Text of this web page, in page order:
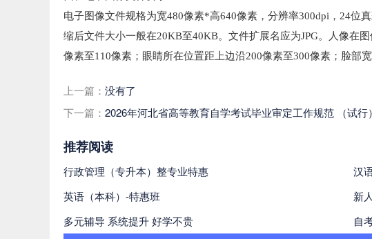
电子图像文件规格为宽480像素*高640像素，分辨率300dpi，24位
缩后文件大小一般在20KB至40KB。文件扩展名应为JPG。人像在
像素至110像素；眼睛所在位置距上边沿200像素至300像素；脸部
上一篇： 没有了
下一篇： 2026年河北省高等教育自学考试毕业审定工作规范 （试行）
推荐阅读
行政管理（专升本）整专业特惠
汉
英语（本科）-特惠班
新
多元辅导 系统提升 好学不贵
自